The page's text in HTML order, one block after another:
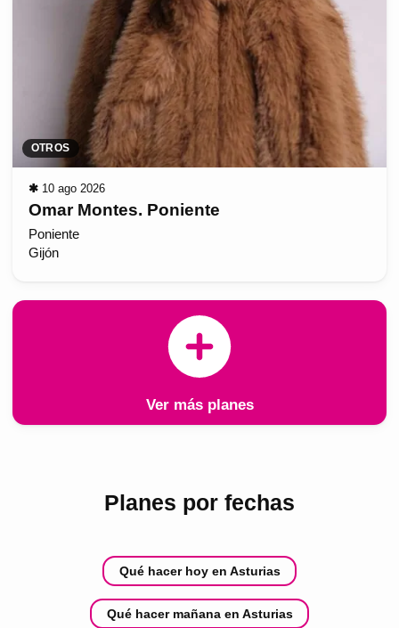
OTROS
✱ 10 ago 2026
Omar Montes. Poniente
Poniente
Gijón
Ver más planes
Planes por fechas
Qué hacer hoy en Asturias
Qué hacer mañana en Asturias